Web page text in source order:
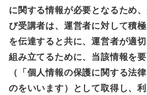
に関する情報が必要となるため
び受講者は、運営者に対して積
を伝達すると共に、運営者が適
組み立てるために、当該情報を
（「個人情報の保護に関する法
のをいいます）として取得し、